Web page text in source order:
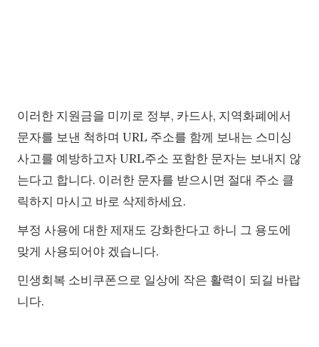
이러한 지원금을 미끼로 정부, 카드사, 지역화폐에서
문자를 보낸 척하며 URL 주소를 함께 보내는 스미싱
사고를 예방하고자 URL주소 포함한 문자는 보내지 않
는다고 합니다. 이러한 문자를 받으시면 절대 주소 클
릭하지 마시고 바로 삭제하세요.
부정 사용에 대한 제재도 강화한다고 하니 그 용도에
맞게 사용되어야 겠습니다.
민생회복 소비쿠폰으로 일상에 작은 활력이 되길 바랍
니다.